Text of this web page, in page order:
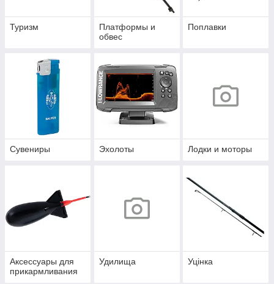
Туризм
Платформы и
обвес
Поплавки
Сувениры Эхолоты Лодки и моторы
Аксессуары для
прикармливания
Удилища Уцінка